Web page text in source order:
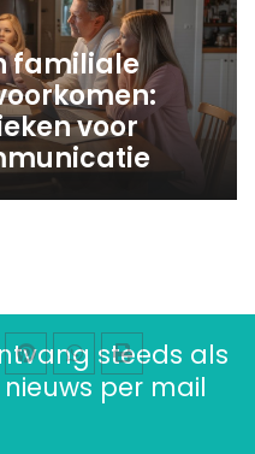
familiale
voor
steeds als
per mail